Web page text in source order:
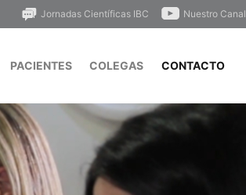
Jornadas Científicas IBC Nuestro Canal
PACIENTES COLEGAS CONTACTO